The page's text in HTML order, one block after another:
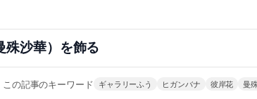
殊沙華）を飾る
この記事のキーワード ギャラリーふう ヒガンバナ 彼岸花 曼